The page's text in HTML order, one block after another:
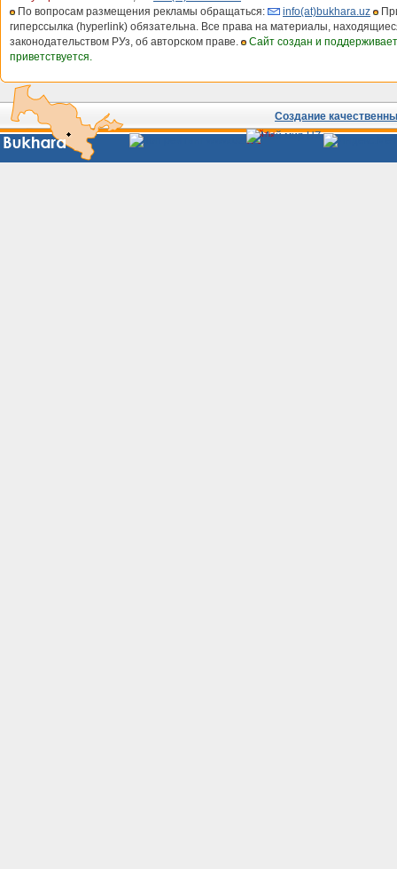
По вопросам размещения рекламы обращаться:
info(at)bukhara.uz
гиперссылка (hyperlink) обязательна. Все права на материалы,
законодательством РУз, об авторском праве.
Сайт создан и
приветствуется.
Создание
Сайты
Узбекистана